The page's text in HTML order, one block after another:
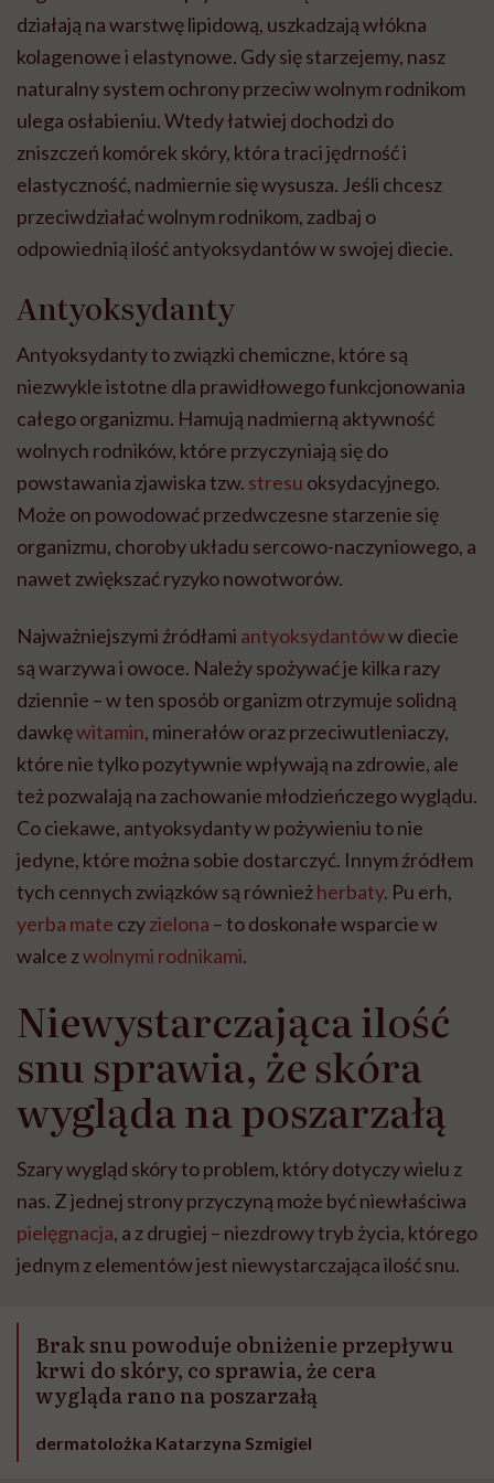
działają na warstwę lipidową, uszkadzają włókna
kolagenowe i elastynowe. Gdy się starzejemy, nasz
naturalny system ochrony przeciw wolnym rodnikom
ulega osłabieniu. Wtedy łatwiej dochodzi do
zniszczeń komórek skóry, która traci jędrność i
elastyczność, nadmiernie się wysusza. Jeśli chcesz
przeciwdziałać wolnym rodnikom, zadbaj o
odpowiednią ilość antyoksydantów w swojej diecie.
Antyoksydanty
Antyoksydanty to związki chemiczne, które są
niezwykle istotne dla prawidłowego funkcjonowania
całego organizmu. Hamują nadmierną aktywność
wolnych rodników, które przyczyniają się do
powstawania zjawiska tzw. stresu oksydacyjnego.
Może on powodować przedwczesne starzenie się
organizmu, choroby układu sercowo-naczyniowego, a
nawet zwiększać ryzyko nowotworów.
Najważniejszymi źródłami antyoksydantóww diecie
są warzywa i owoce. Należy spożywać je kilka razy
dziennie – w ten sposób organizm otrzymuje solidną
dawkęwitamin, minerałów oraz przeciwutleniaczy,
które nie tylko pozytywnie wpływają na zdrowie, ale
też pozwalają na zachowanie młodzieńczego wyglądu.
Co ciekawe, antyoksydanty w pożywieniu to nie
jedyne, które można sobie dostarczyć. Innym źródłem
tych cennych związków są równieżherbaty. Pu erh,
yerba mate czyzielona – to doskonałe wsparcie w
walce zwolnymi rodnikami.
Niewystarczająca ilość
snu sprawia, że skóra
wygląda na poszarzałą
Szary wygląd skóry to problem, który dotyczy wielu z
nas. Z jednej strony przyczyną może być niewłaściwa
pielęgnacja, a z drugiej – niezdrowy tryb życia, którego
jednym z elementów jest niewystarczająca ilość snu.
Brak snu powoduje obniżenie przepływu
krwi do skóry, co sprawia, że cera
wygląda rano na poszarzałą
dermatolożka Katarzyna Szmigiel